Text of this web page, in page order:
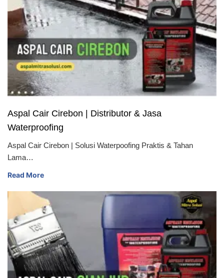
Aspal Cair Cirebon | Distributor & Jasa
Waterproofing
Aspal Cair Cirebon | Solusi Waterpoofing Praktis & Tahan
Lama…
Read More